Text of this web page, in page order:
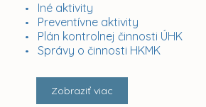
Iné aktivity
Preventívne aktivity
Plán kontrolnej činnosti ÚHK
Správy o činnosti HKMK
Zobraziť viac